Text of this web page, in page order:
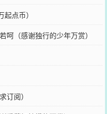
点币）
呵（感谢独行的少年万赏）
订阅）